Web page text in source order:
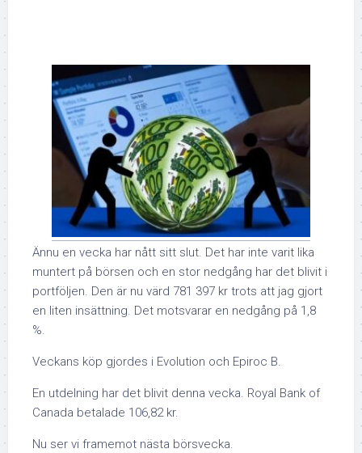
Ännu en vecka har nått sitt slut. Det har inte varit lika
muntert på börsen och en stor nedgång har det blivit i
portföljen. Den är nu värd 781 397 kr trots att jag gjort
en liten insättning. Det motsvarar en nedgång på 1,8
%.
Veckans köp gjordes i Evolution och Epiroc B.
En utdelning har det blivit denna vecka. Royal Bank of
Canada betalade 106,82 kr.
Nu ser vi framemot nästa börsvecka.